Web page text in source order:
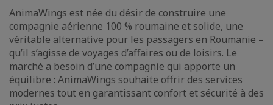
AnimaWings est née du désir de construire une
compagnie aérienne 100 % roumaine et solide, une
véritable alternative pour les passagers en Roumanie –
qu’il s’agisse de voyages d’affaires ou de loisirs. Le
marché a besoin d’une compagnie qui apporte un
équilibre : AnimaWings souhaite offrir des services
modernes tout en garantissant confort et sécurité à des